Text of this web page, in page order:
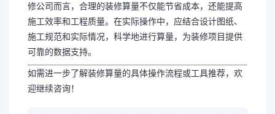
修公司而言，合理的装修算量不仅能节省成本，还能提高
施工效率和工程质量。在实际操作中，应结合设计图纸、
施工规范和实际情况，科学地进行算量，为装修项目提供
可靠的数据支持。
如需进一步了解装修算量的具体操作流程或工具推荐，欢
迎继续咨询！